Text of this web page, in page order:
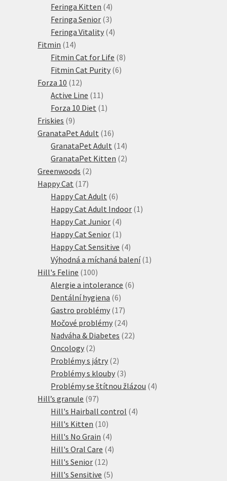
produktů
Feringa Kitten 44
produkty
Feringa Senior 33
produkty
Feringa Vitality 44
Fitmin 1414
produktů
Fitmin Cat for Life 88
Fitmin Cat Purity 66
Forza 10 1212
produktů
Active Line 11 11
produktů
Forza 10 Diet 1 1
Friskies 99
produktů
GranataPet Adult 1616
produktů
GranataPet Adult 1414
produktů
GranataPet Kitten 22
Greenwoods 22
Happy Cat 1717
produktů
Happy Cat Adult 66
produktů
Happy Cat Adult Indoor 1 1
Happy Cat Junior 44
produkty
Happy Cat Senior 1 1
produkt
Happy Cat Sensitive 44
produkty
Výhodná a míchaná balení 1 1
Hill's Feline 100100
produktů
Alergie a intolerance 66
Dentální hygiena 66
produktů
Gastro problémy 1717
produktů
Močové problémy 2424
produktů
Nadváha & Diabetes 2222
Oncology 22
produkty
Problémy s játry 22
produkty
Problémy s klouby 33
produkty
Problémy se štítnou žlázou 44
Hill’s granule 9797
produktů
Hill's Hairball control 44
Hill's Kitten 1010
produktů
Hill's No Grain 44
produkty
Hill's Oral Care 44
Hill's Senior 1212
produktů
Hill's Sensitive 55